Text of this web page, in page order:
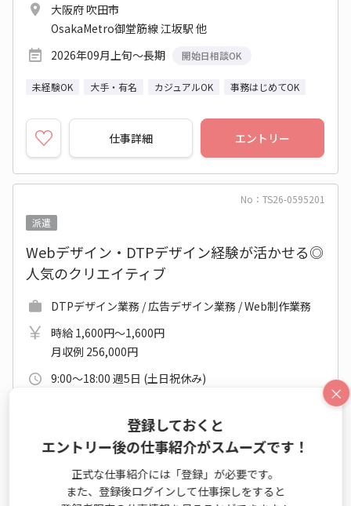
大阪府 吹田市
OsakaMetro御堂筋線 江坂駅 他
2026年09月上旬～長期
開始日相談OK
未経験OK 大手・有名 カジュアルOK 事務はじめてOK
仕事詳細 エントリー
No：TS26-0595201
派遣
Webデザイン・DTPデザイン経験が活かせる◎
人気のクリエイティブ
DTPデザイン業務 / 広告デザイン業務 / Web制作業務
時給 1,600円～1,600円
月収例 256,000円
9:00～18:00 週5日 (土日祝休み)
阪急千里線 豊津(大阪府)駅 他
2026年08月上旬～2026年12月下旬
開始日相談OK
未経験OK 大手・有名 カジュアルOK
休憩室あり
髪・ネイル自由
事務はじめてOK
×
登録しておくと
エントリー後の仕事紹介がスムーズです！
正式な仕事紹介には「登録」が必要です。
また、登録後ログインして仕事探しをすると